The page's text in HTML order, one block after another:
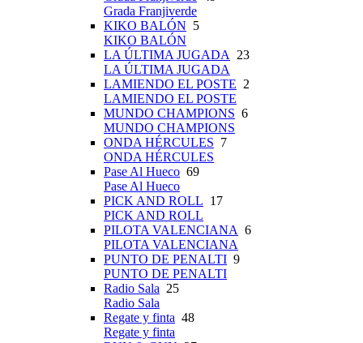
Grada Franjiverde
KIKO BALÓN 5
KIKO BALÓN
LA ÚLTIMA JUGADA
23
LA ÚLTIMA JUGADA
LAMIENDO EL POSTE 2
LAMIENDO EL POSTE
MUNDO CHAMPIONS 6
MUNDO CHAMPIONS
ONDA HÉRCULES 7
ONDA HÉRCULES
Pase Al Hueco 69
Pase Al Hueco
PICK AND ROLL 17
PICK AND ROLL
PILOTA VALENCIANA 6
PILOTA VALENCIANA
PUNTO DE PENALTI 9
PUNTO DE PENALTI
Radio Sala 25
Radio Sala
Regate y finta 48
Regate y finta